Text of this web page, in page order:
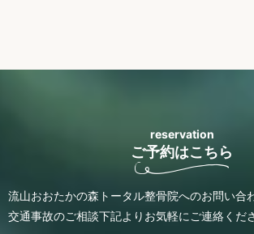
reservation
ご予約はこちら
流山おおたかの森トータル整骨院へのお問い合
交通事故のご相談下記よりお気軽にご連絡くだ